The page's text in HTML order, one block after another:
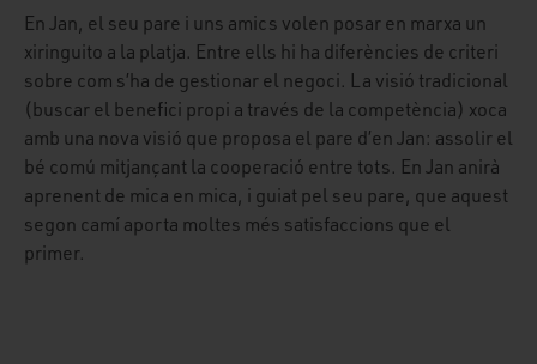
En Jan, el seu pare i uns amics volen posar en marxa un
xiringuito a la platja. Entre ells hi ha diferències de criteri
sobre com s’ha de gestionar el negoci. La visió tradicional
(buscar el benefici propi a través de la competència) xoca
amb una nova visió que proposa el pare d’en Jan: assolir el
bé comú mitjançant la cooperació entre tots. En Jan anirà
aprenent de mica en mica, i guiat pel seu pare, que aquest
segon camí aporta moltes més satisfaccions que el
primer.